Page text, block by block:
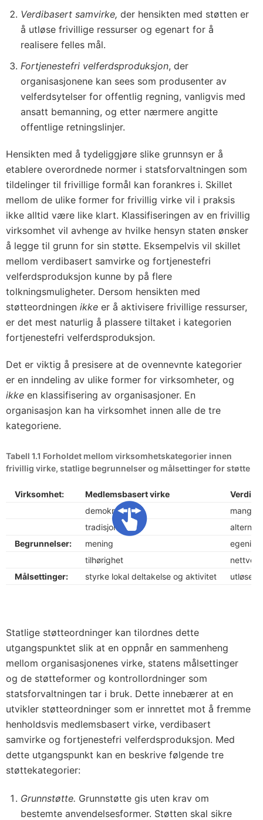
Verdibasert samvirke, der hensikten med støtten er
å utløse frivillige ressurser og egenart for å
realisere felles mål.
Fortjenestefri velferdsproduksjon, der
organisasjonene kan sees som produsenter av
velferdsytelser for offentlig regning, vanligvis med
ansatt bemanning, og etter nærmere angitte
offentlige retningslinjer.
Hensikten med å tydeliggjøre slike grunnsyn er å
etablere overordnede normer i statsforvaltningen som
tildelinger til frivillige formål kan forankres i. Skillet
mellom de ulike former for frivillig virke vil i praksis
ikke alltid være like klart. Klassifiseringen av en frivillig
virksomhet vil avhenge av hvilke hensyn staten ønsker
å legge til grunn for sin støtte. Eksempelvis vil skillet
mellom verdibasert samvirke og fortjenestefri
velferdsproduksjon kunne by på flere
tolkningsmuligheter. Dersom hensikten med
støtteordningen ikke er å aktivisere frivillige ressurser,
er det mest naturlig å plassere tiltaket i kategorien
fortjenestefri velferdsproduksjon.
Det er viktig å presisere at de ovennevnte kategorier
er en inndeling av ulike former for virksomheter, og
ikke en klassifisering av organisasjoner. En
organisasjon kan ha virksomhet innen alle de tre
kategoriene.
Tabell 1.1 Forholdet mellom virksomhetskategorier innen
frivillig virke, statlige begrunnelser og målsettinger for støtte
Virksomhet: Medlemsbasert virke
demokrati
tradisjon
Begrunnelser:
mening
tilhørighet
nettverk
Målsettinger:
styrke lokal deltakelse og aktivitet utløse
Statlige støtteordninger kan tilordnes dette
utgangspunktet slik at en oppnår en sammenheng
mellom organisasjonenes virke, statens målsettinger
og de støtteformer og kontrollordninger som
statsforvaltningen tar i bruk. Dette innebærer at en
utvikler støtteordninger som er innrettet mot å fremme
henholdsvis medlemsbasert virke, verdibasert
samvirke og fortjenestefri velferdsproduksjon. Med
dette utgangspunkt kan en beskrive følgende tre
støttekategorier:
Grunnstøtte. Grunnstøtte gis uten krav om
bestemte anvendelsesformer. Støtten skal sikre